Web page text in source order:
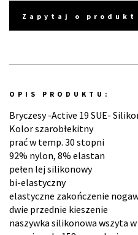
Zapytaj o produkt
OPIS PRODUKTU:
Bryczesy -Active 19 SUE-
Kolor szarobłekitny
prać w temp. 30 stopni
92% nylon, 8% elastan
pełen lej silikonowy
bi-elastyczny
elastyczne zakończenie
dwie przednie kieszenie
naszywka silikonowa wszyta w